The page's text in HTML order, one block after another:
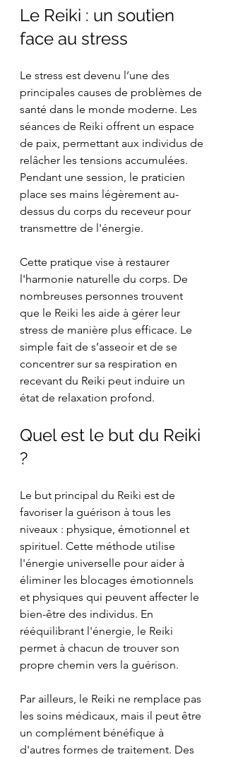
Le Reiki : un soutien
face au stress
Le stress est devenu l’une des
principales causes de problèmes de
santé dans le monde moderne. Les
séances de Reiki offrent un espace
de paix, permettant aux individus de
relâcher les tensions accumulées.
Pendant une session, le praticien
place ses mains légèrement au-
dessus du corps du receveur pour
transmettre de l'énergie.
Cette pratique vise à restaurer
l'harmonie naturelle du corps. De
nombreuses personnes trouvent
que le Reiki les aide à gérer leur
stress de manière plus efficace. Le
simple fait de s’asseoir et de se
concentrer sur sa respiration en
recevant du Reiki peut induire un
état de relaxation profond.
Quel est le but du Reiki
?
Le but principal du Reiki est de
favoriser la guérison à tous les
niveaux : physique, émotionnel et
spirituel. Cette méthode utilise
l'énergie universelle pour aider à
éliminer les blocages émotionnels
et physiques qui peuvent affecter le
bien-être des individus. En
rééquilibrant l'énergie, le Reiki
permet à chacun de trouver son
propre chemin vers la guérison.
Par ailleurs, le Reiki ne remplace pas
les soins médicaux, mais il peut être
un complément bénéfique à
d'autres formes de traitement. Des